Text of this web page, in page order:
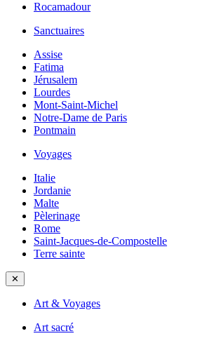
Rocamadour
Sanctuaires
Assise
Fatima
Jérusalem
Lourdes
Mont-Saint-Michel
Notre-Dame de Paris
Pontmain
Voyages
Italie
Jordanie
Malte
Pèlerinage
Rome
Saint-Jacques-de-Compostelle
Terre sainte
✕
Art & Voyages
Art sacré